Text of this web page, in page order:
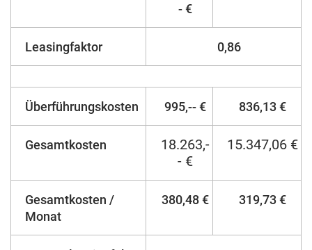
- €
Leasingfaktor 0,86
Überführungskosten 995,-- € 836,13 €
Gesamtkosten
18.263,-
- €
15.347,06 €
Gesamtkosten /
Monat
380,48 € 319,73 €